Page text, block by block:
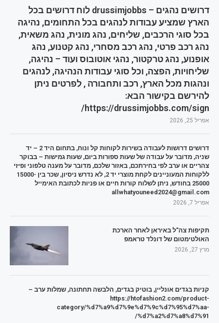
דרושים נהגים – drussimjobbs לוח דרושים בכל
הארץ שמציע עבודות לנהגים בכל התחומים, נהיגה
בכל סוגי הרכבים, שליחים, נהג מונית, נהג משאית,
נהג רכב פרטי, נהג רכב מסחרי, נהג קטנוע, נהג
אופנוע, נהג טרקטור, נהגי אוטובוס ועוד – נהיגה,
שליחויות, הפצה, וכל סוגי עבודות הנהיגה, לנהגים
ונהגות מכל הארץ, רכב ותחבורה , לפרטים ניתן
להירשם בקישור הבא:
https://drussimjobbs.com/sign/
אפריל 25, 2026
דרושים דרושות לעבודה בשירות לקוחות קל ונוח, בתחום היד 2 – יד
שניה, מדובר על עבודה של שעות ספורות ביום, שעות גמישות – בבוקר
צהריים או ערב לפי בחירתכם, באזור שלכם, מדובר על מענה טלפוני ופיזי
ללקוחות המעוניינים לקחת מוצרי יד 2, לא נדרש ניסיון, שכר בין 15000-
25000 בחודש, ניתן לשלוח קורות חיים או פניות לכתובת האימייל
allwhatyouneed2024@gmail.com
אפריל 7, 2026
תקיפות צה"ל באיראן לאחר הארכת
האולטימטום של דונלד טראמפ
מרץ 27, 2026
קניות בגדים אונליין, בוטיק בגדים, הלבשה תחתונה, שמלות ערב –
https://htofashion2.com/product-
category/%d7%a9%d7%9e%d7%9c%d7%95%d7%aa-
%d7%a2%d7%a8%d7%91/